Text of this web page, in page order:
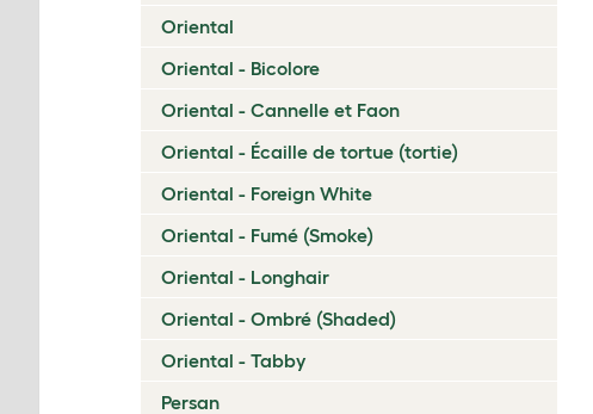
Oriental
Oriental - Bicolore
Oriental - Cannelle et Faon
Oriental - Écaille de tortue (tortie)
Oriental - Foreign White
Oriental - Fumé (Smoke)
Oriental - Longhair
Oriental - Ombré (Shaded)
Oriental - Tabby
Persan